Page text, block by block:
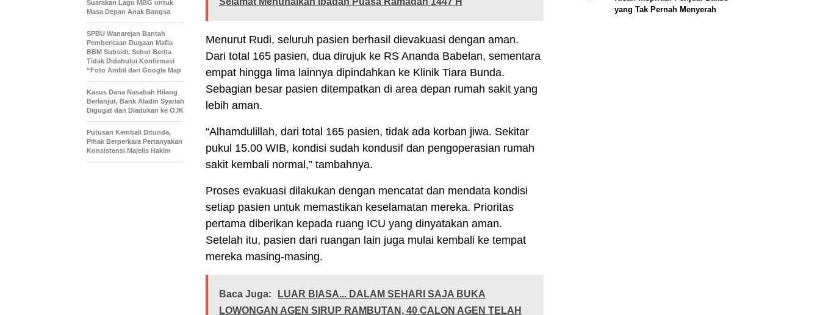
Menurut Rudi, seluruh pasien berhasil dievakuasi dengan aman.
Dari total 165 pasien, dua dirujuk ke RS Ananda Babelan, sementara
empat hingga lima lainnya dipindahkan ke Klinik Tiara Bunda.
Sebagian besar pasien ditempatkan di area depan rumah sakit yang
lebih aman.
“Alhamdulillah, dari total 165 pasien, tidak ada korban jiwa. Sekitar
pukul 15.00 WIB, kondisi sudah kondusif dan pengoperasian rumah
sakit kembali normal,” tambahnya.
Proses evakuasi dilakukan dengan mencatat dan mendata kondisi
setiap pasien untuk memastikan keselamatan mereka. Prioritas
pertama diberikan kepada ruang ICU yang dinyatakan aman.
Setelah itu, pasien dari ruangan lain juga mulai kembali ke tempat
mereka masing-masing.
Baca Juga:
LUAR BIASA... DALAM SEHARI SAJA BUKA
LOWONGAN AGEN SIRUP RAMBUTAN, 40 CALON AGEN TELAH
Suarakan Lagu MBG untuk
Masa Depan Anak Bangsa
SPBU Wanarejan Bantah
Pemberitaan Dugaan Mafia
BBM Subsidi, Sebut Berita
Tidak Didahului Konfirmasi
“Foto Ambil dari Google Map
Kasus Dana Nasabah Hilang
Berlanjut, Bank Aladin Syariah
Digugat dan Diadukan ke OJK
Putusan Kembali Ditunda,
Pihak Berperkara Pertanyakan
Konsistensi Majelis Hakim
yang Tak Pernah Menyerah